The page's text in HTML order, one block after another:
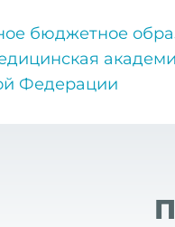
бюджетное
Федерации